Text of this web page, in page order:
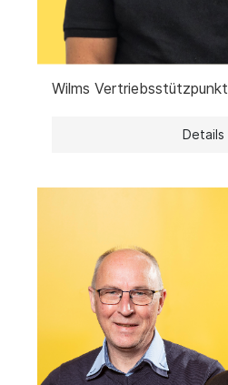
Wilms Vertriebsstützpunkt
Details